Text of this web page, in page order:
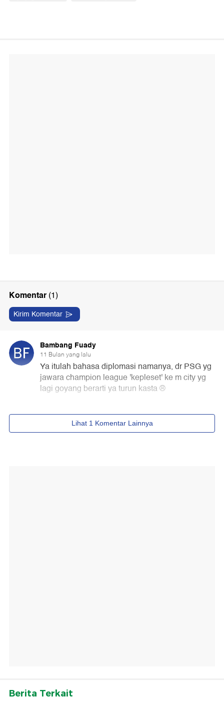
Berita Terkait